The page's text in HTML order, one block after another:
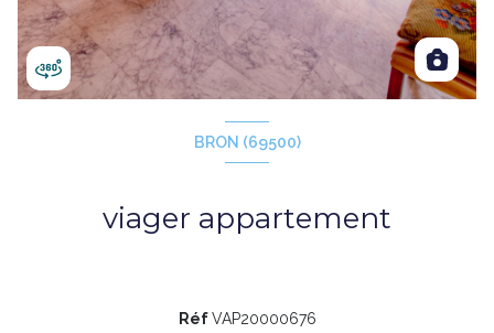
BRON (69500)
viager appartement
RéfVAP20000676